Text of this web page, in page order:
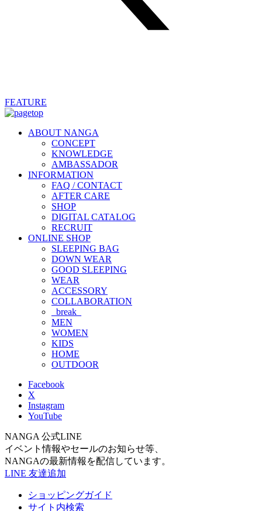
FEATURE
ABOUT NANGA
CONCEPT
KNOWLEDGE
AMBASSADOR
INFORMATION
FAQ / CONTACT
AFTER CARE
SHOP
DIGITAL CATALOG
RECRUIT
ONLINE SHOP
SLEEPING BAG
DOWN WEAR
GOOD SLEEPING
WEAR
ACCESSORY
COLLABORATION
_break_
MEN
WOMEN
KIDS
HOME
OUTDOOR
Facebook
X
Instagram
YouTube
NANGA 公式LINE
イベント情報やセールのお知らせ等、
NANGAの最新情報を配信しています。
LINE 友達追加
ショッピングガイド
サイト内検索